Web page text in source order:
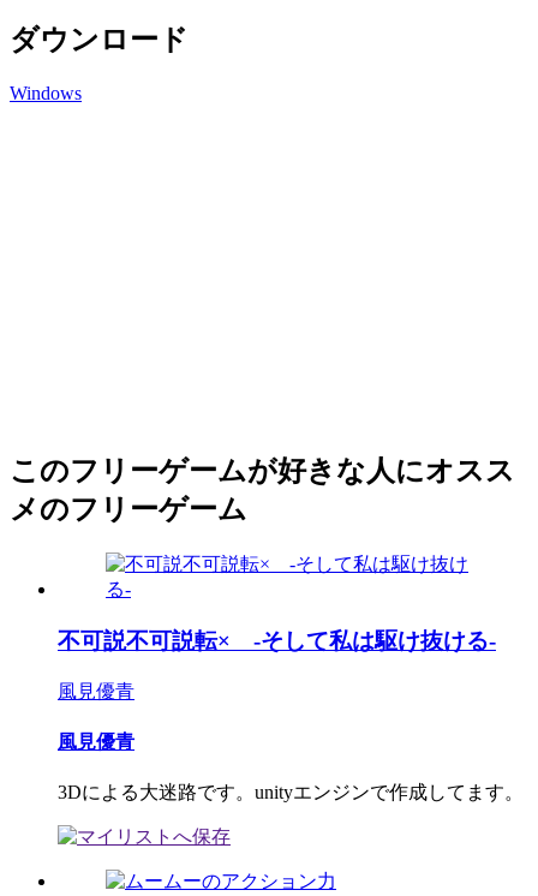
ダウンロード
Windows
このフリーゲームが好きな人にオスス
メのフリーゲーム
不可説不可説転× -そして私は駆け抜ける-
風見優青
風見優青
3Dによる大迷路です。unityエンジンで作成してます。